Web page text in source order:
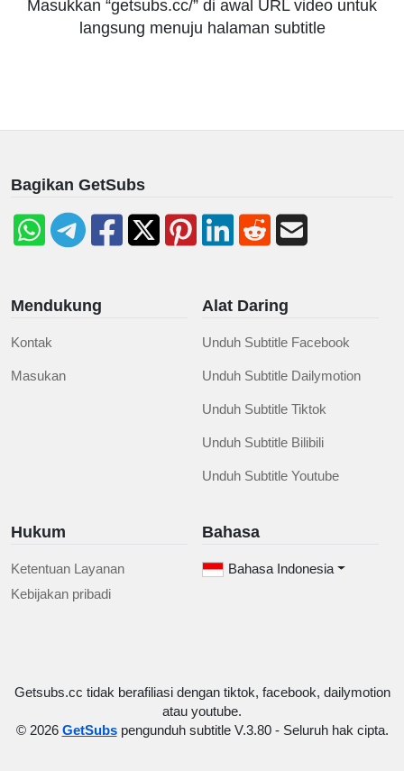
Masukkan “getsubs.cc/” di awal URL video untuk
langsung menuju halaman subtitle
Mendukung
Kontak
Masukan
Alat Daring
Unduh Subtitle Facebook
Unduh Subtitle Dailymotion
Unduh Subtitle Tiktok
Unduh Subtitle Bilibili
Unduh Subtitle Youtube
Hukum
Ketentuan Layanan
Kebijakan pribadi
Bahasa
Bahasa Indonesia
Bagikan GetSubs
Getsubs.cc tidak berafiliasi dengan tiktok, facebook, dailymotion
atau youtube.
© 2026 GetSubspengunduh subtitle V.3.80 - Seluruh hak cipta.